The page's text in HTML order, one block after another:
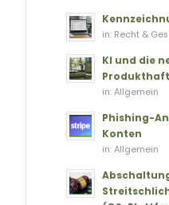
in: Recht &
KI und die
in: Allgemein
Phishing-
Konten
in: Allgemein